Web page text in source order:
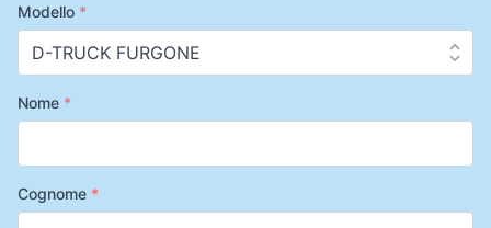
Modello *
Nome *
Cognome *